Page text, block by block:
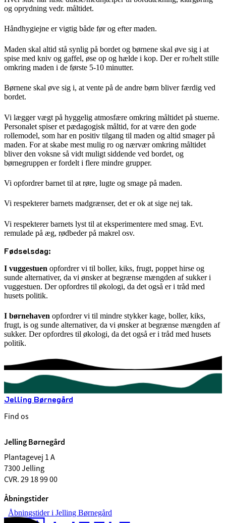
og oprydning vedr. måltidet.
Håndhygiejne er vigtig både før og efter maden.
Maden skal altid stå synlig på bordet og børnene skal øve sig i at
spise med kniv og gaffel, øse op og hælde i kop. Der er ro/helt stille
omkring maden i de første 5-10 minutter.
Børnene skal øve sig i, at vente på de andre børn bliver færdig ved
bordet.
Vi lægger vægt på hyggelig atmosfære omkring måltidet på stuerne.
Personalet spiser et pædagogisk måltid, for at være den gode
rollemodel, som har en positiv tilgang til maden og altid smager på
maden. For at skabe mest mulig ro og nærvær omkring måltidet
bliver den voksne så vidt muligt siddende ved bordet, og
børnegruppen er fordelt i flere mindre grupper.
Vi opfordrer barnet til at røre, lugte og smage på maden.
Vi respekterer barnets madgrænser, det er ok at sige nej tak.
Vi respekterer barnets lyst til at eksperimentere med smag. Evt.
remulade på æg, rødbeder på makrel osv.
Fødselsdag:
I vuggestuen opfordrer vi til boller, kiks, frugt, poppet hirse og
sunde alternativer, da vi ønsker at begrænse mængden af sukker i
vuggestuen. Der opfordres til økologi, da det også er i tråd med
husets politik.
I børnehaven opfordrer vi til mindre stykker kage, boller, kiks,
frugt, is og sunde alternativer, da vi ønsker at begrænse mængden af
sukker. Der opfordres til økologi, da det også er i tråd med husets
politik.
Jelling Børnegård
Find os
Jelling Børnegård
Plantagevej 1 A
7300 Jelling
CVR. 29 18 99 00
Åbningstider
Åbningstider i Jelling Børnegård